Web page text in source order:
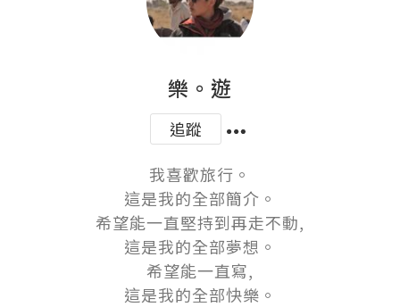
樂。遊
追蹤
我喜歡旅行。
這是我的全部簡介。
希望能一直堅持到再走不動,
這是我的全部夢想。
希望能一直寫,
這是我的全部快樂。